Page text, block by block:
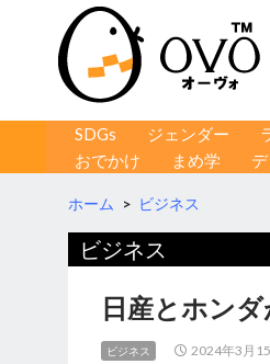
コンテンツへ移動
SDGs ジェンダー
おでかけ
まめ学
ホーム > ビジネス
ビジネス
日産とホン
ビジネス 2024年3月